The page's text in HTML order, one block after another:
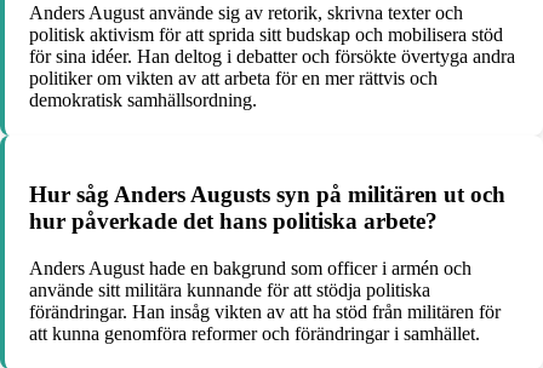
Anders August använde sig av retorik, skrivna texter och
politisk aktivism för att sprida sitt budskap och mobilisera stöd
för sina idéer. Han deltog i debatter och försökte övertyga andra
politiker om vikten av att arbeta för en mer rättvis och
demokratisk samhällsordning.
Hur såg Anders Augusts syn på militären ut och
hur påverkade det hans politiska arbete?
Anders August hade en bakgrund som officer i armén och
använde sitt militära kunnande för att stödja politiska
förändringar. Han insåg vikten av att ha stöd från militären för
att kunna genomföra reformer och förändringar i samhället.